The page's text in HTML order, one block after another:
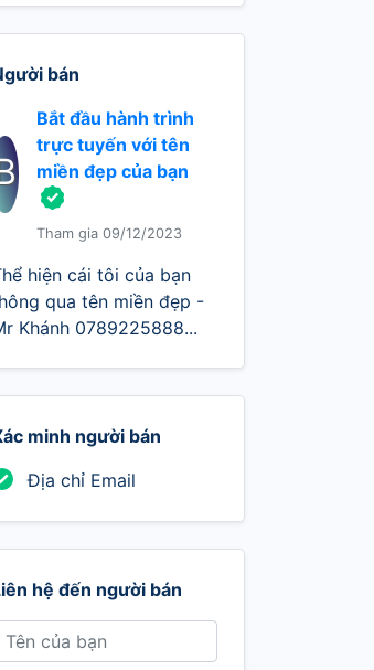
bán
Bắt đầu hành trình
trực tuyến với tên
miền đẹp của bạn
Tham gia 09/12/2023
hiện cái tôi của bạn
qua tên miền đẹp -
Khánh 0789225888...
minh người bán
Địa chỉ Email
hệ đến người bán